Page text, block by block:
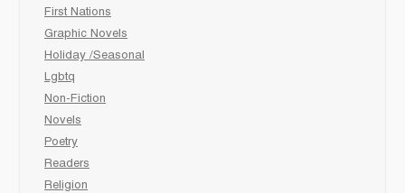
First Nations
Graphic Novels
Holiday /Seasonal
Lgbtq
Non-Fiction
Novels
Poetry
Readers
Religion